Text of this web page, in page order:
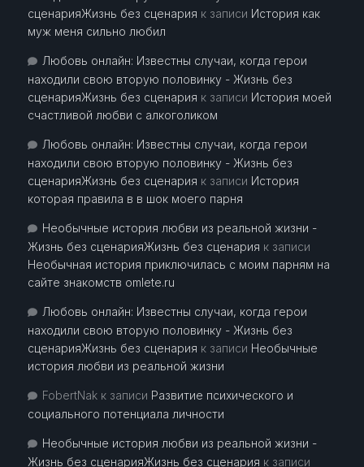
сценарияЖизнь без сценария к записи История как
муж меня сильно любил
Любовь онлайн: Известны случаи, когда герои
находили свою вторую половинку - Жизнь без
сценарияЖизнь без сценария к записи История моей
счастливой любви с алкоголиком
Любовь онлайн: Известны случаи, когда герои
находили свою вторую половинку - Жизнь без
сценарияЖизнь без сценария к записи История
которая правила в в шок моего парня
Необычные история любви из реальной жизни -
Жизнь без сценарияЖизнь без сценария к записи
Необычная история приключилась с моим парням на
сайте знакомств omlete.ru
Любовь онлайн: Известны случаи, когда герои
находили свою вторую половинку - Жизнь без
сценарияЖизнь без сценария к записи Необычные
история любви из реальной жизни
FobertNakк записи Развитие психического и
социального потенциала личности
Необычные история любви из реальной жизни -
Жизнь без сценарияЖизнь без сценария к записи